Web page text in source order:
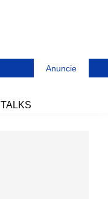
Anuncie
TALKS